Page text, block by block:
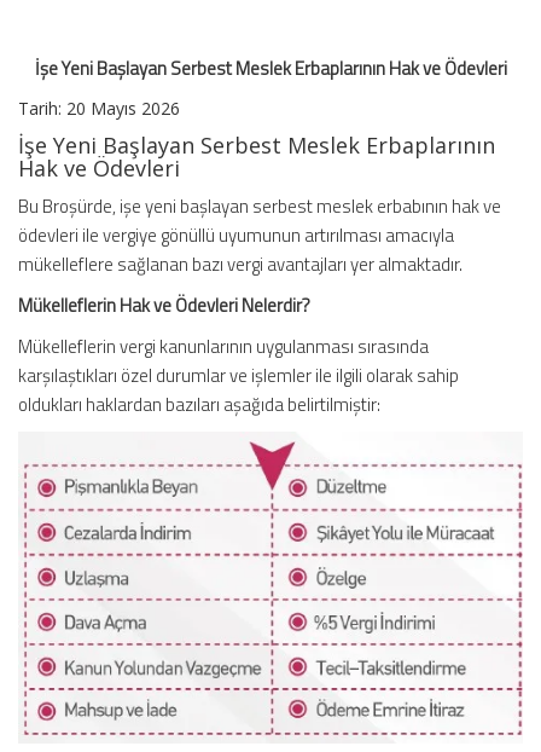
İşe Yeni Başlayan Serbest Meslek Erbaplarının Hak ve Ödevleri
Tarih: 20 Mayıs 2026
İşe Yeni Başlayan Serbest Meslek Erbaplarının
Hak ve Ödevleri
Bu Broşürde, işe yeni başlayan serbest meslek erbabının hak ve
ödevleri ile vergiye gönüllü uyumunun artırılması amacıyla
mükelleflere sağlanan bazı vergi avantajları yer almaktadır.
Mükelleflerin Hak ve Ödevleri Nelerdir?
Mükelleflerin vergi kanunlarının uygulanması sırasında
karşılaştıkları özel durumlar ve işlemler ile ilgili olarak sahip
oldukları haklardan bazıları aşağıda belirtilmiştir: